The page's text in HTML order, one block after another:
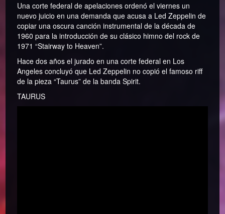
Una corte federal de apelaciones ordenó el viernes un
nuevo juicio en una demanda que acusa a Led Zeppelin de
copiar una oscura canción instrumental de la década de
1960 para la introducción de su clásico himno del rock de
1971 “Stairway to Heaven”.
Hace dos años el jurado en una corte federal en Los
Angeles concluyó que Led Zeppelin no copió el famoso riff
de la pieza “Taurus” de la banda Spirit.
TAURUS